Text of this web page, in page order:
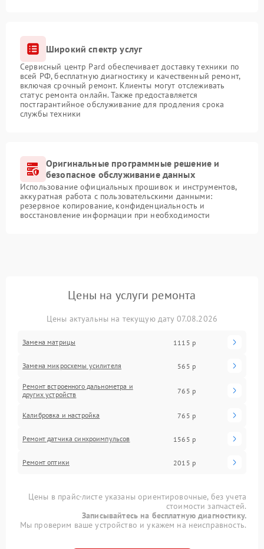
Широкий спектр услуг
Сервисный центр Pard обеспечивает доставку техники по
всей РФ, бесплатную диагностику и качественный ремонт,
включая срочный ремонт. Клиенты могут отслеживать
статус ремонта онлайн. Также предоставляется
постгарантийное обслуживание для продления срока
службы техники
Оригинальные программные решение и
безопасное обслуживание данных
Использование официальных прошивок и инструментов,
аккуратная работа с пользовательскими данными:
резервное копирование, конфиденциальность и
восстановление информации при необходимости
Цены на услуги ремонта
Цены актуальны на текущую дату 07.08.2026
Замена матрицы 1115 р
Замена микросхемы усилителя 565 р
Ремонт встроенного дальнометра и
других устройств
765 р
Калибровка и настройка 765 р
Ремонт датчика синхроимпульсов 1565 р
Ремонт оптики 2015 р
Цены в прайс-листе указаны ориентировочные, без учета
стоимости запчастей.
Записывайтесь на бесплатную диагностику.
Мы проверим ваше устройство и укажем на неисправность.